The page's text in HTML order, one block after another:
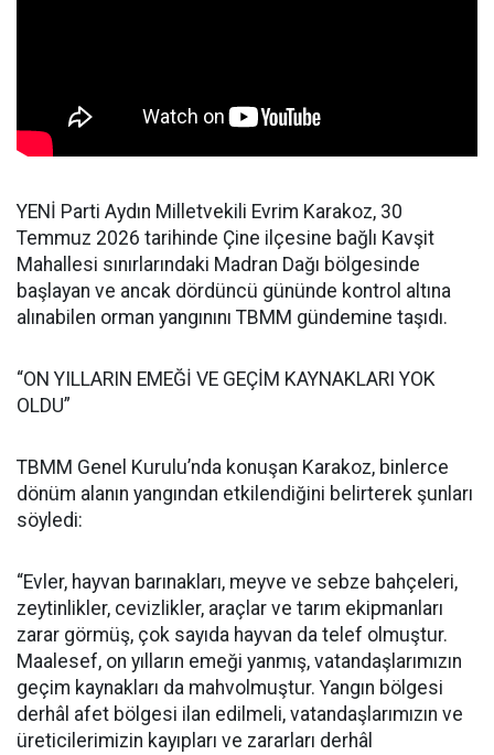
YENİ Parti Aydın Milletvekili Evrim Karakoz, 30
Temmuz 2026 tarihinde Çine ilçesine bağlı Kavşit
Mahallesi sınırlarındaki Madran Dağı bölgesinde
başlayan ve ancak dördüncü gününde kontrol altına
alınabilen orman yangınını TBMM gündemine taşıdı.
“ON YILLARIN EMEĞİ VE GEÇİM KAYNAKLARI YOK
OLDU”
TBMM Genel Kurulu’nda konuşan Karakoz, binlerce
dönüm alanın yangından etkilendiğini belirterek şunları
söyledi:
“Evler, hayvan barınakları, meyve ve sebze bahçeleri,
zeytinlikler, cevizlikler, araçlar ve tarım ekipmanları
zarar görmüş, çok sayıda hayvan da telef olmuştur.
Maalesef, on yılların emeği yanmış, vatandaşlarımızın
geçim kaynakları da mahvolmuştur. Yangın bölgesi
derhâl afet bölgesi ilan edilmeli, vatandaşlarımızın ve
üreticilerimizin kayıpları ve zararları derhâl